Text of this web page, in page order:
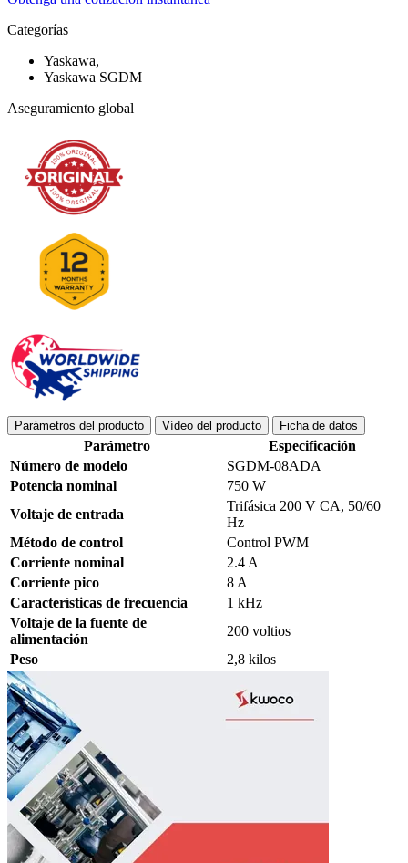
Categorías
Yaskawa,
Yaskawa SGDM
Aseguramiento global
Parámetros del producto Vídeo del producto Ficha de datos
Parámetro
Especificación
Número de modelo
SGDM-08ADA
Potencia nominal
750 W
Voltaje de entrada
Trifásica 200 V CA, 50/60
Hz
Método de control
Control PWM
Corriente nominal
2.4 A
Corriente pico
8 A
Características de frecuencia
1 kHz
Voltaje de la fuente de
alimentación
200 voltios
Peso
2,8 kilos